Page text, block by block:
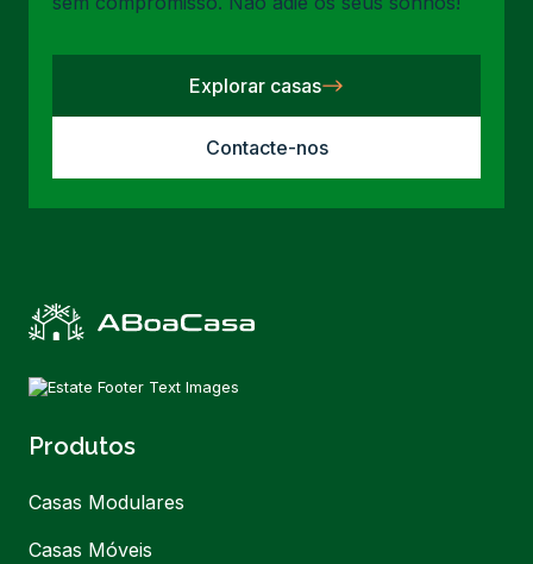
Explorar casas
Contacte-nos
Produtos
Casas Modulares
Casas Móveis